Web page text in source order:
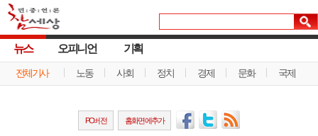
뉴스
전체기사 노동 사회 정치 경제 문화 국제
오피니언 기획
PC버전 홈화면에추가